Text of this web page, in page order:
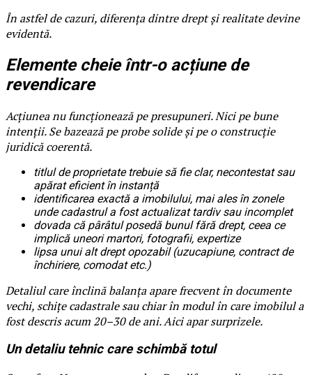
În astfel de cazuri, diferența dintre drept și realitate devine
evidentă.
Elemente cheie într-o acțiune de
revendicare
Acțiunea nu funcționează pe presupuneri. Nici pe bune
intenții. Se bazează pe probe solide și pe o construcție
juridică coerentă.
titlul de proprietate trebuie să fie clar, necontestat sau
apărat eficient în instanță
identificarea exactă a imobilului, mai ales în zonele
unde cadastrul a fost actualizat tardiv sau incomplet
dovada că pârâtul posedă bunul fără drept, ceea ce
implică uneori martori, fotografii, expertize
lipsa unui alt drept opozabil (uzucapiune, contract de
închiriere, comodat etc.)
Detaliul care înclină balanța apare frecvent în documente
vechi, schițe cadastrale sau chiar în modul în care imobilul a
fost descris acum 20–30 de ani. Aici apar surprizele.
Un detaliu tehnic care schimbă totul